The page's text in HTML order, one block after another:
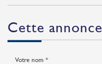
cette annonce
Votre nom *